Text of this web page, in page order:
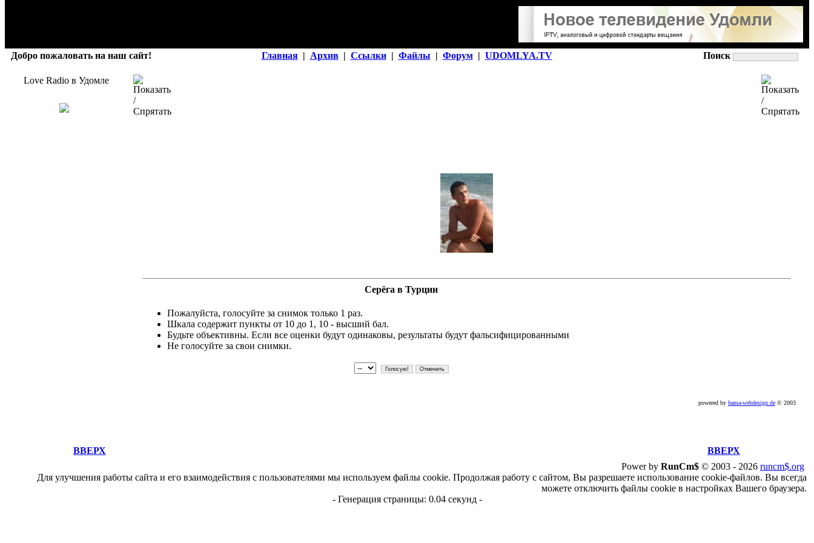
Добро пожаловать на наш сайт! Главная | Архив | Ссылки | Файлы | Форум | UDOMLYA.TV Поиск
Love Radio в Удомле
Серёга в Турции
Пожалуйста, голосуйте за снимок только 1 раз.
Шкала содержит пункты от 10 до 1, 10 - высший бал.
Будьте объективны. Если все оценки будут одинаковы, результаты будут фальсифицированными
Не голосуйте за свои снимки.
powered by bama-webdesign.de © 2003
ВВЕРХ
ВВЕРХ
Power by RunCm$ © 2003 - 2026 runcm$.org
Для улучшения работы сайта и его взаимодействия с пользователями мы используем файлы cookie. Продолжая работу с сайтом, Вы разрешаете использование cookie-файлов. Вы всегда
можете отключить файлы cookie в настройках Вашего браузера.
- Генерация страницы: 0.04 секунд -